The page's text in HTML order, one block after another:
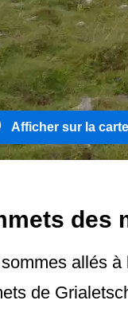
Afficher sur la
des
allés
de